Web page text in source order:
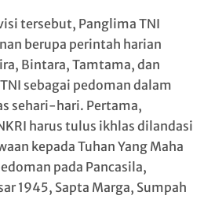
tersebut, Panglima TNI
berupa perintah harian
Bintara, Tamtama, dan
sebagai pedoman dalam
sehari-hari. Pertama,
harus tulus ikhlas dilandasi
kepada Tuhan Yang Maha
pada Pancasila,
1945, Sapta Marga, Sumpah